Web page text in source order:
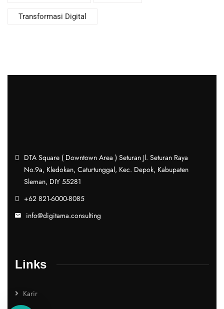
Transformasi Digital
DTA Square ( Downtown Area ) Seturan Jl. Seturan Raya
No.9a, Kledokan, Caturtunggal, Kec. Depok, Kabupaten
Sleman, DIY 55281
+62 821-6000-8085
info@digitama.consulting
Links
Karir